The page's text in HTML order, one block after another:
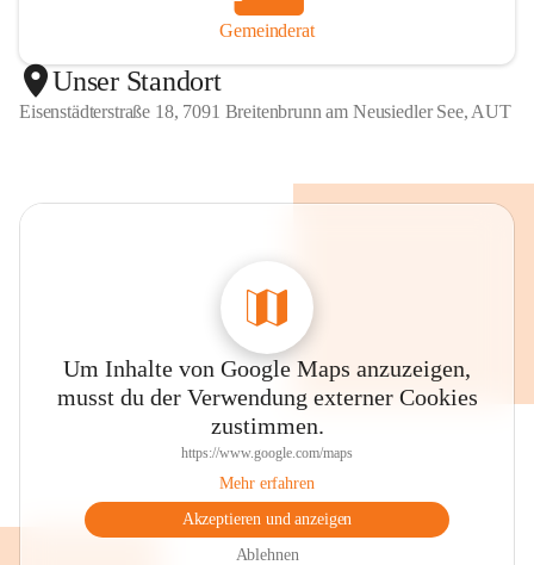
Gemeinderat
Unser Standort
Eisenstädterstraße 18, 7091 Breitenbrunn am Neusiedler See, AUT
Um Inhalte von Google Maps anzuzeigen,
musst du der Verwendung externer Cookies
zustimmen.
https://www.google.com/maps
Mehr erfahren
Akzeptieren und anzeigen
Ablehnen